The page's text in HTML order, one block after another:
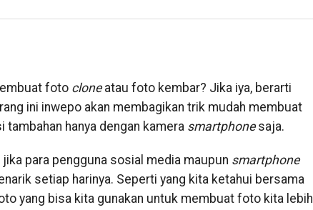
foto cloneatau foto kembar? Jika iya, berarti
ini inwepo akan membagikan trik mudah membuat
hanya dengan kamera smartphonesaja.
para pengguna sosial media maupun smartphone
setiap harinya. Seperti yang kita ketahui bersama
yang bisa kita gunakan untuk membuat foto kita lebih